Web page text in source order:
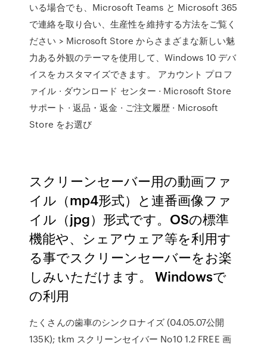
いる場合でも、Microsoft Teams と Microsoft 365
で連絡を取り合い、生産性を維持する方法をご覧く
ださい > Microsoft Store からさまざまな新しい魅
力ある外観のテーマを使用して、Windows 10 デバ
イスをカスタマイズできます。 アカウント プロフ
ァイル · ダウンロード センター · Microsoft Store
サポート · 返品・返金 · ご注文履歴 · Microsoft
Store をお選び
スクリーンセーバー用の動画ファ
イル（mp4形式）と連番画像ファ
イル（jpg）形式です。OSの標準
機能や、シェアウェア等を利用す
る事でスクリーンセーバーをお楽
しみいただけます。 Windowsで
の利用
たくさんの歯車のシンクロナイズ (04.05.07公開
135K); tkm スクリーンセイバー No10 1.2 FREE 画